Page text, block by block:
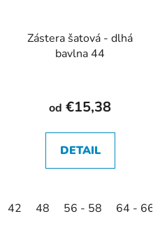
Zástera šatová - dlhá
bavlna 44
od €15,38
DETAIL
42 48 56 - 58 64 - 66